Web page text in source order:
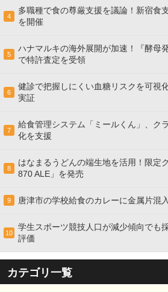
4
多職種で食の尊厳支援を議論！新宿食
を開催
5
ハナマルキの海外展開が加速！『酵母
で特許査定を受領
6
健診で把握しにくい血糖リスクを可視
実証
7
給食管理システム「ミールくん」、ク
化を支援
8
はなまるうどんの端生地を活用！限定
870 ALE」を発売
9 唐津市の学校給食のカレーに金属片混
10
学生スポーツ競技人口が減少傾向でも
評価
カテゴリ一覧